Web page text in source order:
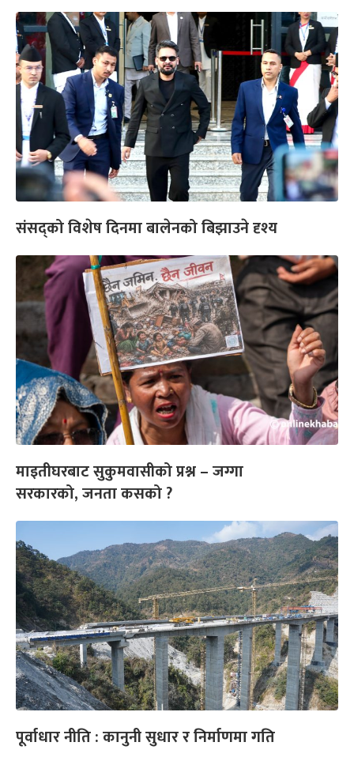
संसद्को विशेष दिनमा बालेनको बिझाउने दृश्य
माइतीघरबाट सुकुमवासीको प्रश्न – जग्गा
सरकारको, जनता कसको ?
पूर्वाधार नीति : कानुनी सुधार र निर्माणमा गति